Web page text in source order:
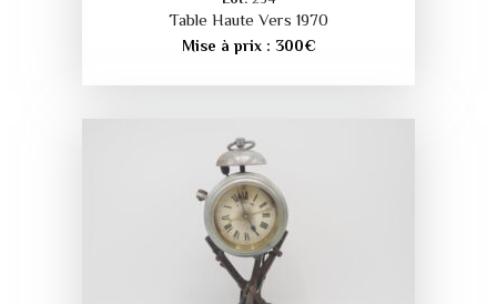
Table Haute Vers 1970
Mise à prix : 300€